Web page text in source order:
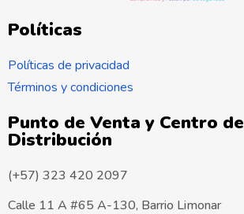
Políticas
Políticas de privacidad
Términos y condiciones
Punto de Venta y Centro de
Distribución
(+57) 323 420 2097
Calle 11 A #65 A-130, Barrio Limonar